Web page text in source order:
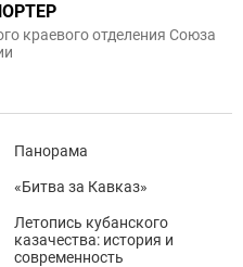
краевого отделения Союза
Панорама
«Битва за Кавказ»
Летопись кубанского
казачества: история и
современность